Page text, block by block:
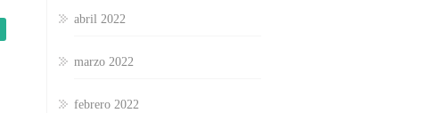
abril 2022
marzo 2022
febrero 2022